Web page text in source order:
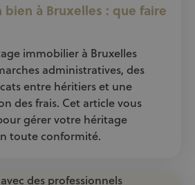
bien à Bruxelles : que faire
immobilier à Bruxelles
administratives, des
entre héritiers et une
des frais. Cet article vous
gérer votre héritage
toute conformité.